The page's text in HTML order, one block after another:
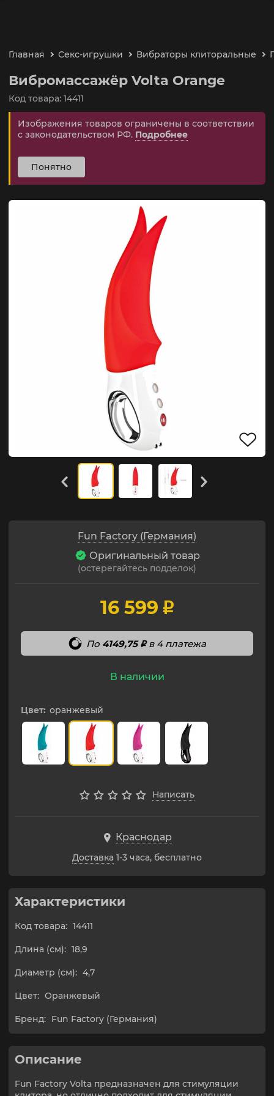
Главная Секс-игрушки Вибраторы клиторальные
Вибромассажёр Volta Orange
Код товара: 14411
Изображения товаров ограничены в соответствии
с законодательством РФ. Подробнее
Понятно
Fun Factory (Германия)
Оригинальный товар
(остерегайтесь подделок)
16 599 p
По 4149,75 pв 4 платежа
В наличии
Цвет: оранжевый
Написать
Краснодар
Доставка 1-3 часа, бесплатно
Характеристики
Код товара: 14411
Длина (см): 18,9
Диаметр (см): 4,7
Цвет: Оранжевый
Бренд: Fun Factory (Германия)
Описание
Fun Factory Volta предназначен для стимуляции